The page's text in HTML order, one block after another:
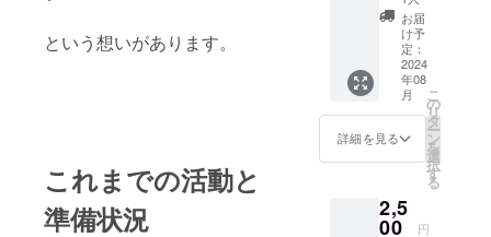
という想いがあります。
これまでの活動と
準備状況
（ZOO
Mを
使って
20分間1
対1でお
悩み相
談をお
受けい
たしま
す！) 日
16:00〜
18:00
お届
け予
定：
2024
年08
月
詳細を見る
こ
の
リ
タ
ー
ン
を
選
択
す
る
2,5
00 円